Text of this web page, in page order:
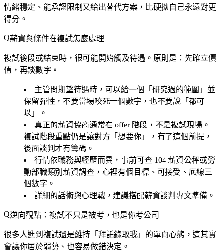
情緒穩定、能承認限制又給出替代方案，比硬拗自己永遠對更
得分。
薪資與條件在複試怎麼處理
複試後段或結束時，很可能開始觸及待遇。原則是：先確立價
值，再談數字。
主管問期望待遇時，可以給一個「研究過的範圍」並
保留彈性，不要當場咬死一個數字，也不要說「都可
以」。
真正的薪資協商通常在 offer 階段，不是複試現場。
複試階段重點仍是讓對方「想要你」，有了這個前提，
後面談判才有籌碼。
行情依職務與經歷而異，事前可查 104 薪資公秤或勞
動部職類別薪資調查，心裡有個目標、可接受、底線三
個數字。
詳細的話術與心理戰，建議搭配薪資談判專文準備。
逆向觀點：複試不只是被考，也是你考公司
很多人進到複試還是維持「拜託錄取我」的單向心態，這其實
會讓你居於弱勢、也容易做錯決定。